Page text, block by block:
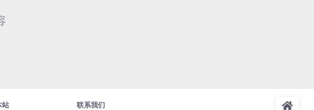
站
联系我们